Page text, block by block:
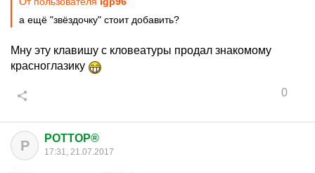
а ещё "звёздочку" стоит добавить?
Мну эту клавишу с кловеатуры продал знакомому
красноглазику
0
P POTTOP®
17:31, 21.07.2017